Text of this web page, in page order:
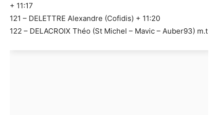
+ 11:17
121 – DELETTRE Alexandre (Cofidis) + 11:20
122 – DELACROIX Théo (St Michel – Mavic – Auber93) m.t